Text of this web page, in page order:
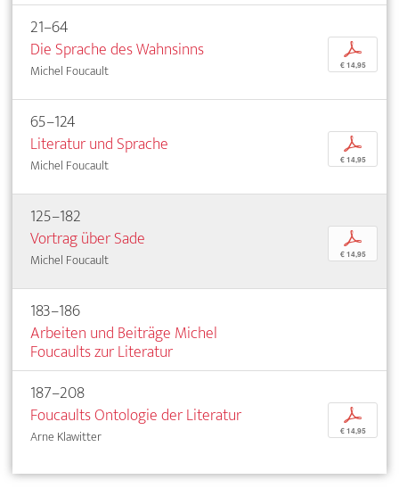
21–64
Die Sprache des Wahnsinns
Michel Foucault
p
€ 14,95
65–124
Literatur und Sprache
Michel Foucault
p
€ 14,95
125–182
Vortrag über Sade
Michel Foucault
p
€ 14,95
183–186
Arbeiten und Beiträge Michel
Foucaults zur Literatur
187–208
Foucaults Ontologie der Literatur
Arne Klawitter
p
€ 14,95